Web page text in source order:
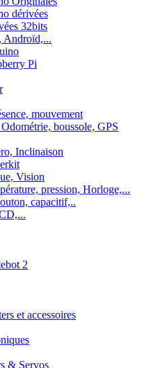
dérivées
32bits
Androïd,...
Pi
mouvement
boussole, GPS
Inclinaison
Vision
pression, Horloge,...
capacitif,..
2
et accessoires
& Servos